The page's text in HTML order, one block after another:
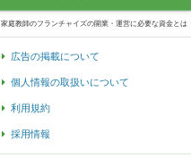
家庭教師のフランチャイズの開業・運営に必要な資金とは
広告の掲載について
個人情報の取扱いについて
利用規約
採用情報